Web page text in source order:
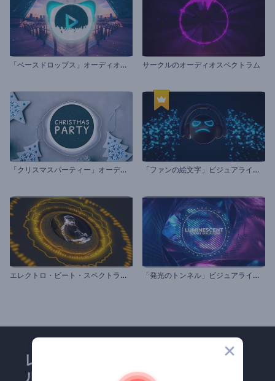
「
ベースドロップス」オーディオビジュアライザー サークルのオーディオスペクトラム
「
クリスマスパーティー」オーディオビジュアライザー 「
ファンの絵文字」ビジュアライザー
エ
レクトロ・ビート・スペクトラムのビジュアライザー 「
発光のトンネル」ビジュアライザー
レンダーフォレストのメー
ルマガジンにどうかご登録